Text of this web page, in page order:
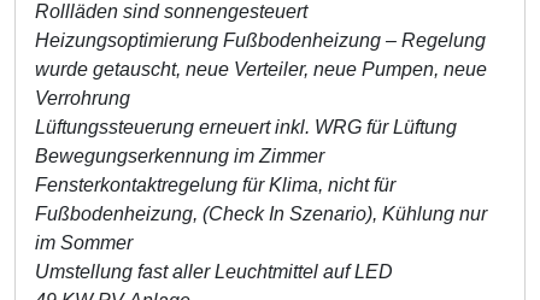
Rollläden sind sonnengesteuert
Heizungsoptimierung Fußbodenheizung – Regelung
wurde getauscht, neue Verteiler, neue Pumpen, neue
Verrohrung
Lüftungssteuerung erneuert inkl. WRG für Lüftung
Bewegungserkennung im Zimmer
Fensterkontaktregelung für Klima, nicht für
Fußbodenheizung, (Check In Szenario), Kühlung nur
im Sommer
Umstellung fast aller Leuchtmittel auf LED